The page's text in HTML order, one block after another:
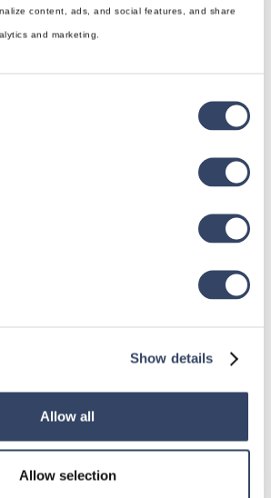
content, ads, and social features, and share
and marketing.
Show details
Allow all
Allow selection